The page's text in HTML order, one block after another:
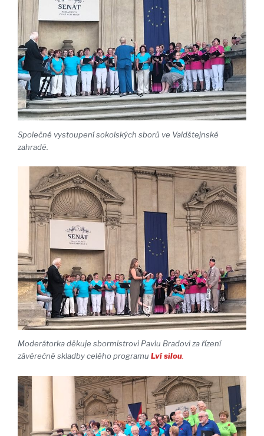
Společné vystoupení sokolských sborů ve Valdštejnské
zahradě.
Moderátorka děkuje sbormistrovi Pavlu Bradovi za řízení
závěrečné skladby celého programu Lví silou.